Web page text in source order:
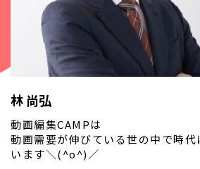
林 尚弘
動画編集CAMPは
動画需要が伸びている世の中で時
います＼(^o^)／